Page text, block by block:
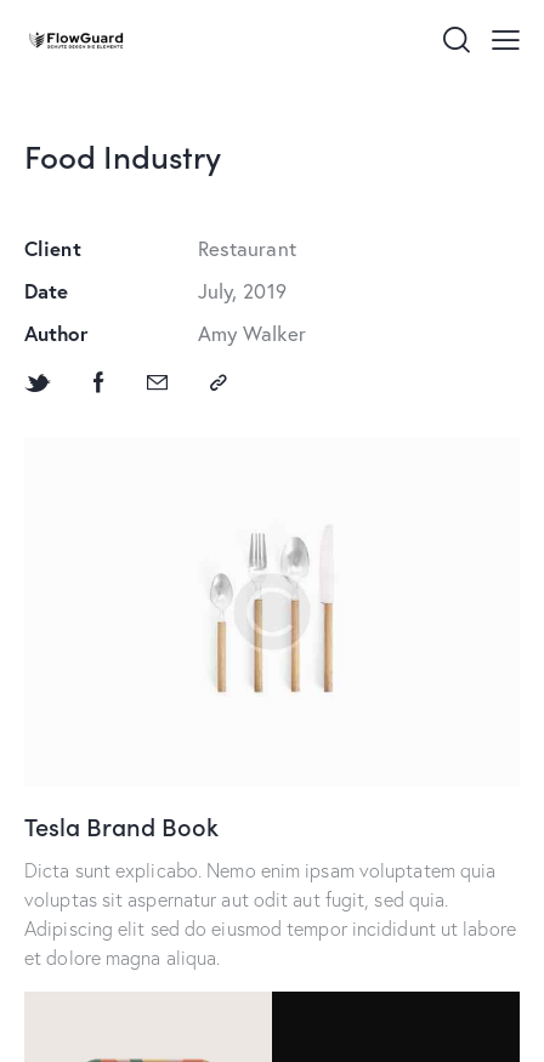
Food Industry
Client
Restaurant
Date
July, 2019
Author
Amy Walker
Tesla Brand Book
Dicta sunt explicabo. Nemo enim ipsam voluptatem quia
voluptas sit aspernatur aut odit aut fugit, sed quia.
Adipiscing elit sed do eiusmod tempor incididunt ut labore
et dolore magna aliqua.